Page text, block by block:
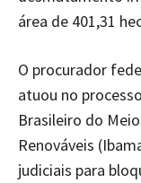
área de 401,31
O procurador
atuou no
Brasileiro do
Renováveis
judiciais para